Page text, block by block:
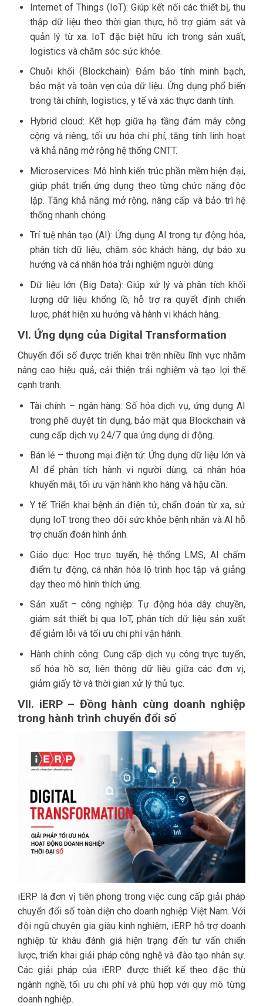
Internet of Things (IoT): Giúp kết nối các thiết bị, thu
thập dữ liệu theo thời gian thực, hỗ trợ giám sát và
quản lý từ xa. IoT đặc biệt hữu ích trong sản xuất,
logistics và chăm sóc sức khỏe.
Chuỗi khối (Blockchain): Đảm bảo tính minh bạch,
bảo mật và toàn vẹn của dữ liệu. Ứng dụng phổ biến
trong tài chính, logistics, y tế và xác thực danh tính.
Hybrid cloud: Kết hợp giữa hạ tầng đám mây công
cộng và riêng, tối ưu hóa chi phí, tăng tính linh hoạt
và khả năng mở rộng hệ thống CNTT.
Microservices: Mô hình kiến trúc phần mềm hiện đại,
giúp phát triển ứng dụng theo từng chức năng độc
lập. Tăng khả năng mở rộng, nâng cấp và bảo trì hệ
thống nhanh chóng.
Trí tuệ nhân tạo (AI): Ứng dụng AI trong tự động hóa,
phân tích dữ liệu, chăm sóc khách hàng, dự báo xu
hướng và cá nhân hóa trải nghiệm người dùng.
Dữ liệu lớn (Big Data): Giúp xử lý và phân tích khối
lượng dữ liệu khổng lồ, hỗ trợ ra quyết định chiến
lược, phát hiện xu hướng và hành vi khách hàng.
VI. Ứng dụng của Digital Transformation
Chuyển đổi số được triển khai trên nhiều lĩnh vực nhằm
nâng cao hiệu quả, cải thiện trải nghiệm và tạo lợi thế
cạnh tranh.
Tài chính – ngân hàng: Số hóa dịch vụ, ứng dụng AI
trong phê duyệt tín dụng, bảo mật qua Blockchain và
cung cấp dịch vụ 24/7 qua ứng dụng di động.
Bán lẻ – thương mại điện tử: Ứng dụng dữ liệu lớn và
AI để phân tích hành vi người dùng, cá nhân hóa
khuyến mãi, tối ưu vận hành kho hàng và hậu cần.
Y tế: Triển khai bệnh án điện tử, chẩn đoán từ xa, sử
dụng IoT trong theo dõi sức khỏe bệnh nhân và AI hỗ
trợ chuẩn đoán hình ảnh.
Giáo dục: Học trực tuyến, hệ thống LMS, AI chấm
điểm tự động, cá nhân hóa lộ trình học tập và giảng
dạy theo mô hình thích ứng.
Sản xuất – công nghiệp: Tự động hóa dây chuyền,
giám sát thiết bị qua IoT, phân tích dữ liệu sản xuất
để giảm lỗi và tối ưu chi phí vận hành.
Hành chính công: Cung cấp dịch vụ công trực tuyến,
số hóa hồ sơ, liên thông dữ liệu giữa các đơn vị,
giảm giấy tờ và thời gian xử lý thủ tục.
VII. iERP – Đồng hành cùng doanh nghiệp
trong hành trình chuyển đổi số
iERP là đơn vị tiên phong trong việc cung cấp giải pháp
chuyển đổi số toàn diện cho doanh nghiệp Việt Nam. Với
đội ngũ chuyên gia giàu kinh nghiệm, iERP hỗ trợ doanh
nghiệp từ khâu đánh giá hiện trạng đến tư vấn chiến
lược, triển khai giải pháp công nghệ và đào tạo nhân sự.
Các giải pháp của iERP được thiết kế theo đặc thù
ngành nghề, tối ưu chi phí và phù hợp với quy mô từng
doanh nghiệp.